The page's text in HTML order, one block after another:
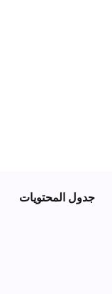
جدول المحتويات